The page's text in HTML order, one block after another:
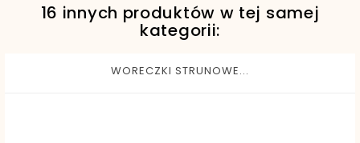
16 innych produktów w tej samej
kategorii:
WORECZKI STRUNOWE...